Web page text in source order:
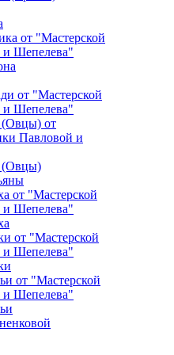
от "Мастерской
и Шепелева"
от "Мастерской
и Шепелева"
от
Павловой и
(Овцы)
от "Мастерской
и Шепелева"
от "Мастерской
и Шепелева"
от "Мастерской
и Шепелева"